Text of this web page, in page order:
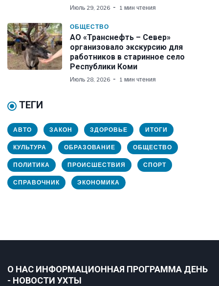
Июль 29, 2026 1 мин чтения
ОБЩЕСТВО
АО «Транснефть – Север»
организовало экскурсию для
работников в старинное село
Республики Коми
Июль 28, 2026 1 мин чтения
ТЕГИ
АВТО ЗАКОН ЗДОРОВЬЕ ИТОГИ
КУЛЬТУРА ОБРАЗОВАНИЕ ОБЩЕСТВО
ПОЛИТИКА ПРОИСШЕСТВИЯ СПОРТ
СПРАВОЧНИК ЭКОНОМИКА
О НАС ИНФОРМАЦИОННАЯ ПРОГРАММА ДЕНЬ
- НОВОСТИ УХТЫ